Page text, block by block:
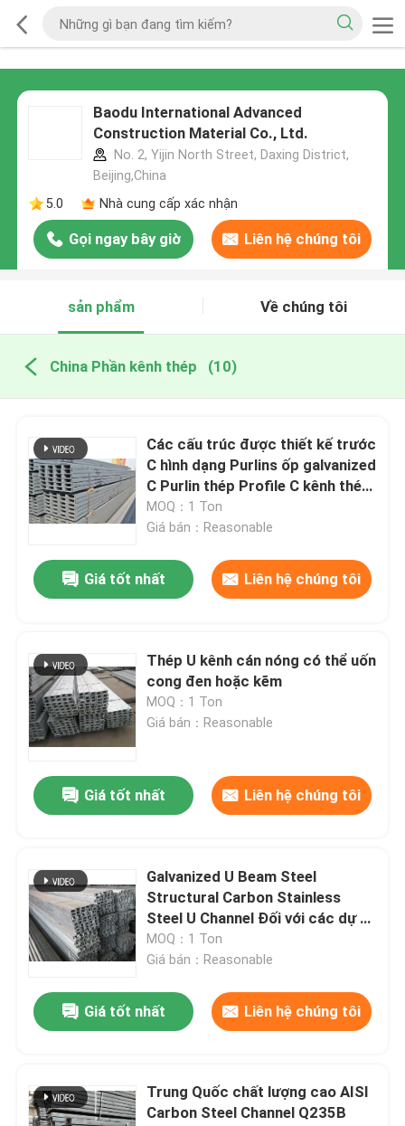
Baodu International Advanced
Construction Material Co., Ltd.
No. 2, Yijin North Street, Daxing District,
Beijing,China
5.0
Nhà cung cấp xác nhận
Gọi ngay bây giờ Liên hệ chúng tôi
sản phẩm Về chúng tôi
China Phần kênh thép (10)
Các cấu trúc được thiết kế trước
C hình dạng Purlins ốp galvanized
C Purlin thép Profile C kênh thép
giá thép
MOQ：1 Ton
Giá bán：Reasonable
Giá tốt nhất Liên hệ chúng tôi
Thép U kênh cán nóng có thể uốn
cong đen hoặc kẽm
MOQ：1 Ton
Giá bán：Reasonable
Giá tốt nhất Liên hệ chúng tôi
Galvanized U Beam Steel
Structural Carbon Stainless
Steel U Channel Đối với các dự án
xây dựng
MOQ：1 Ton
Giá bán：Reasonable
Giá tốt nhất Liên hệ chúng tôi
Trung Quốc chất lượng cao AISI
Carbon Steel Channel Q235B